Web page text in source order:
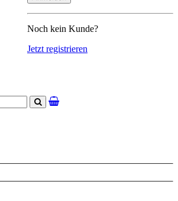
Noch kein Kunde?
Jetzt registrieren
Suchen